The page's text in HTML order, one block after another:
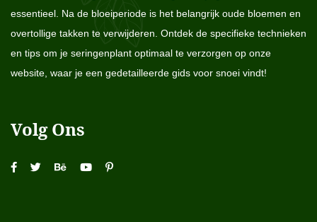
essentieel. Na de bloeiperiode is het belangrijk oude bloemen en
overtollige takken te verwijderen. Ontdek de specifieke technieken
en tips om je seringenplant optimaal te verzorgen op onze
website, waar je een gedetailleerde gids voor snoei vindt!
Volg Ons